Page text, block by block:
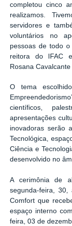
completou cinco
realizamos.
servidores e
voluntários no
pessoas de todo
reitora do IFAC
Rosana Cavalcante
O tema
científicos,
apresentações
inovadoras serão
Tecnológica,
Ciência e
desenvolvido no
A cerimônia de
segunda-feira,
Comfort que
espaço interno
feira, 03 de